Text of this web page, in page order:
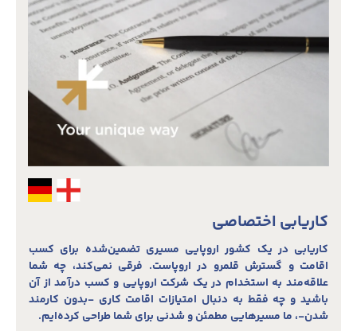
کاریابی اختصاصی
کاریابی در یک کشور اروپایی مسیری تضمین‌شده برای کسب
اقامت و گسترش قلمرو در اروپاست. فرقی نمی‌کند، چه شما
علاقه‌مند به استخدام در یک شرکت اروپایی و کسب درآمد از آن
باشید و چه فقط به دنبال امتیازات اقامت کاری -بدون کارمند
شدن-، ما مسیرهایی مطمئن و شدنی برای شما طراحی کرده‌ایم.